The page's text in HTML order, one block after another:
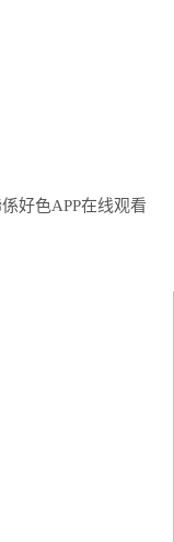
好色APP在线观看